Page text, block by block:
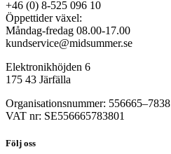
+46 (0) 8-525 096 10
Öppettider växel:
Måndag-fredag 08.00-17.00
kundservice@midsummer.se
Elektronikhöjden 6
175 43 Järfälla
Organisationsnummer: 556665–7838
VAT nr: SE556665783801
Följ oss